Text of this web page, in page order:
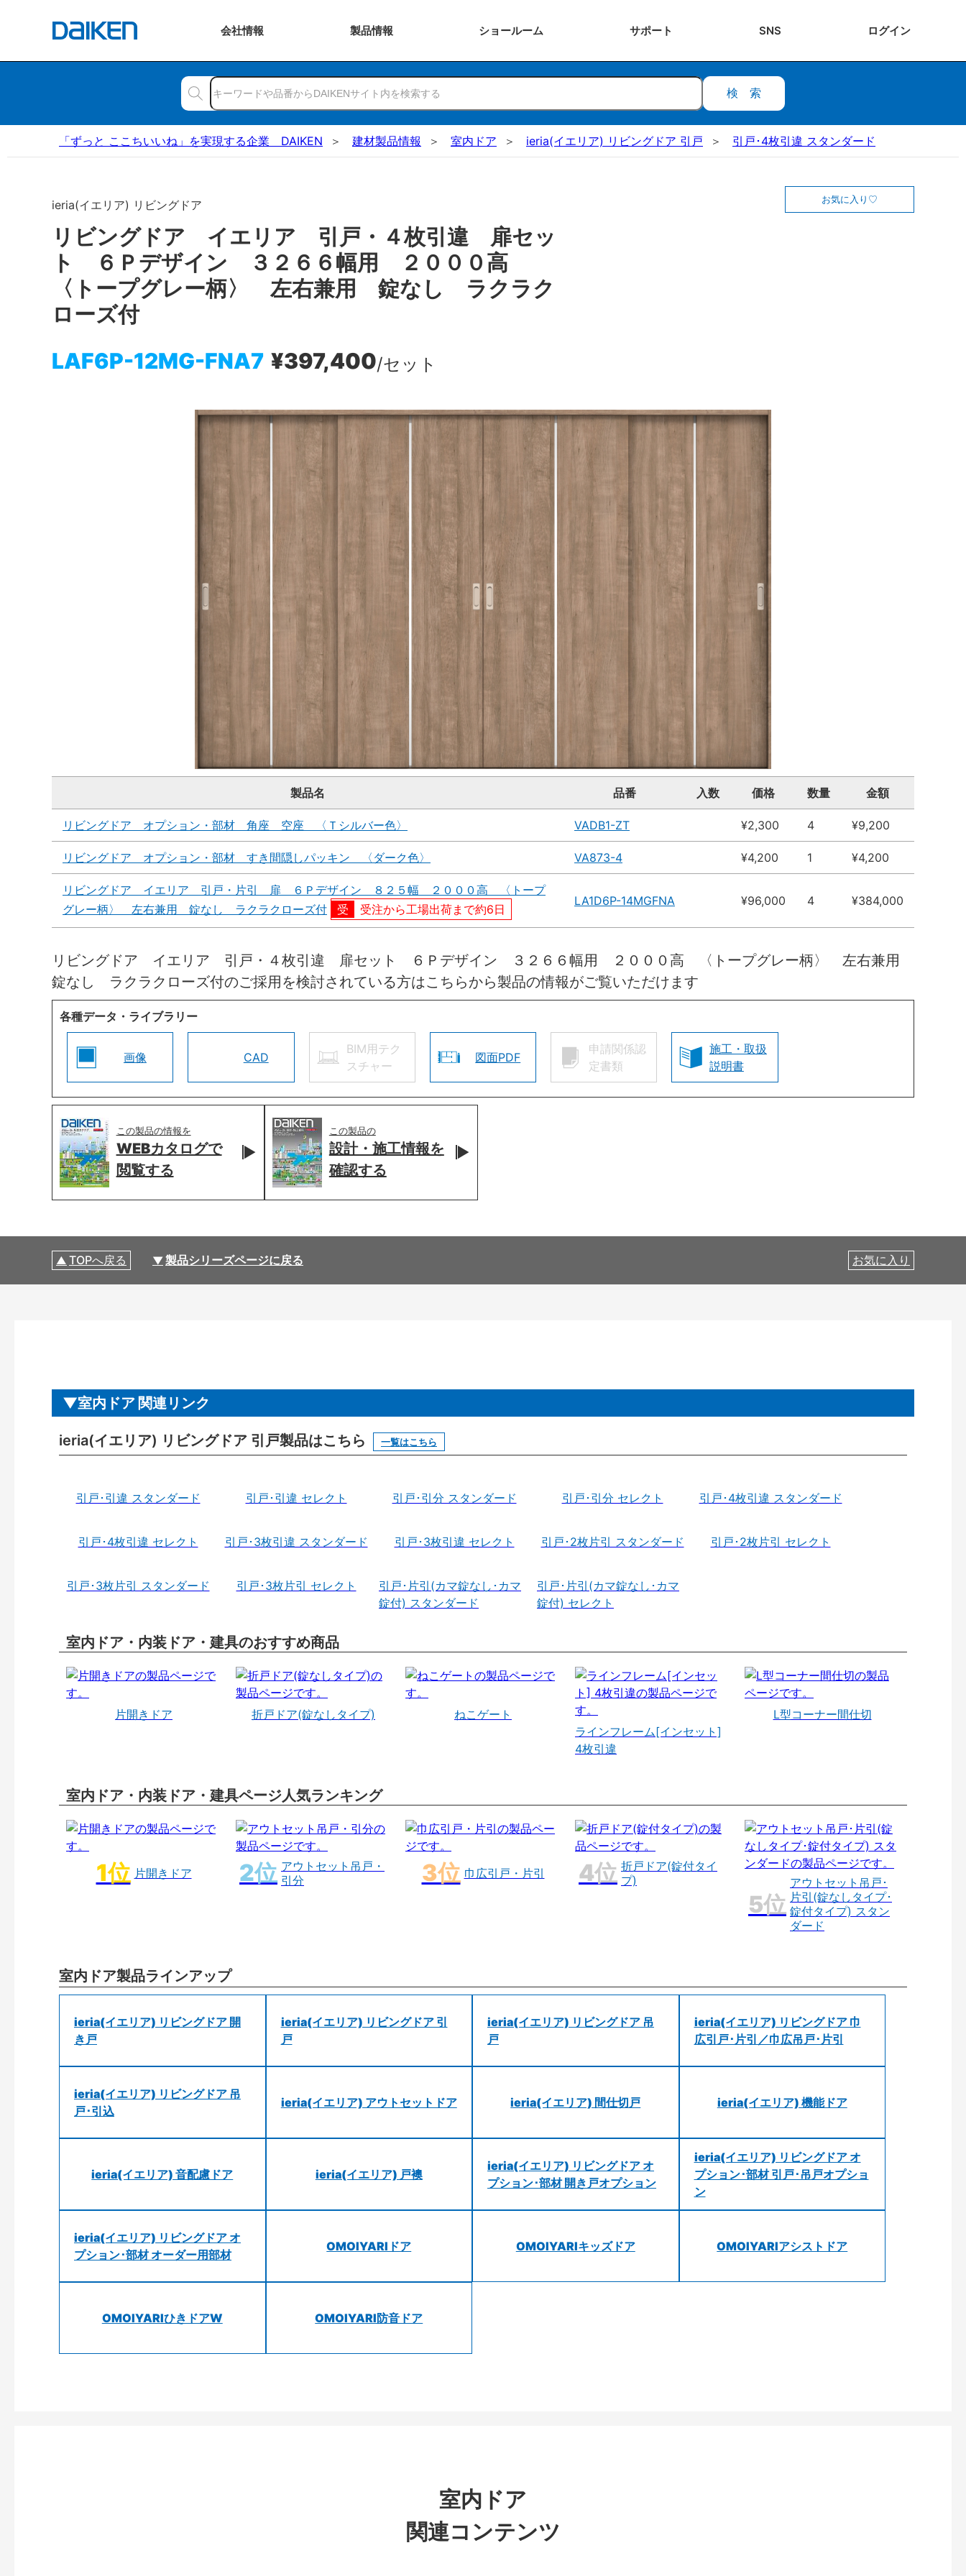
会社情報 製品情報 ショールーム サポート SNS ログイン
検索
「ずっと ここちいいね」を実現する企業 DAIKEN 建材製品情報 室内ドア ieria(イエリア) リビングドア 引戸 引戸･4枚引違 スタンダード
ieria(イエリア) リビングドア
リビングドア イエリア 引戸・４枚引違 扉セッ
ト ６Ｐデザイン ３２６６幅用 ２０００高
〈トープグレー柄〉 左右兼用 錠なし ラクラク
ローズ付
LAF6P-12MG-FNA7 ¥397,400/セット
お気に入り
製品名 品番 入数 価格 数量 金額
リビングドア オプション・部材 角座 空座 〈Ｔシルバー色〉 VADB1-ZT ¥2,300 4 ¥9,200
リビングドア オプション・部材 すき間隠しパッキン 〈ダーク色〉 VA873-4 ¥4,200 1 ¥4,200
リビングドア イエリア 引戸・片引 扉 ６Ｐデザイン ８２５幅 ２０００高 〈トープ
グレー柄〉 左右兼用 錠なし ラクラクローズ付
受注から工場出荷まで約6日
LA1D6P-14MGFNA ¥96,000 4 ¥384,000
リビングドア イエリア 引戸・４枚引違 扉セット ６Ｐデザイン ３２６６幅用 ２０００高 〈トープグレー柄〉 左右兼用
錠なし ラクラクローズ付のご採用を検討されている方はこちらから製品の情報がご覧いただけます
各種データ・ライブラリー
画像 CAD
BIM用テク
スチャー
図面PDF
申請関係認
定書類
施工・取扱
説明書
この製品の情報を
WEBカタログで
閲覧する
この製品の
設計・施工情報を
確認する
TOPへ戻る 製品シリーズページに戻る お気に入り
室内ドア 関連リンク
ieria(イエリア) リビングドア 引戸製品はこちら 一覧はこちら
引戸･引違 スタンダード 引戸･引違 セレクト 引戸･引分 スタンダード 引戸･引分 セレクト 引戸･4枚引違 スタンダード
引戸･4枚引違 セレクト 引戸･3枚引違 スタンダード 引戸･3枚引違 セレクト 引戸･2枚片引 スタンダード 引戸･2枚片引 セレクト
引戸･3枚片引 スタンダード 引戸･3枚片引 セレクト
引戸･片引(カマ錠なし･カマ
錠付) スタンダード
引戸･片引(カマ錠なし･カマ
錠付) セレクト
室内ドア・内装ドア・建具のおすすめ商品
片開きドア 折戸ドア(錠なしタイプ)
ねこゲート
ラインフレーム[インセット]
4枚引違
L型コーナー間仕切
室内ドア・内装ドア・建具ページ人気ランキング
片開きドア
アウトセット吊戸・
引分
巾広引戸・片引
折戸ドア(錠付タイ
プ)
アウトセット吊戸･
片引(錠なしタイプ･
錠付タイプ) スタン
ダード
室内ドア製品ラインアップ
ieria(イエリア) リビングドア 開
き戸
ieria(イエリア) リビングドア 引
戸
ieria(イエリア) リビングドア 吊
戸
ieria(イエリア) リビングドア 巾
広引戸･片引／巾広吊戸･片引
ieria(イエリア) リビングドア 吊
戸･引込
ieria(イエリア) アウトセットドア ieria(イエリア) 間仕切戸 ieria(イエリア) 機能ドア
ieria(イエリア) 音配慮ドア ieria(イエリア) 戸襖
ieria(イエリア) リビングドア オ
プション･部材 開き戸オプション
ieria(イエリア) リビングドア オ
プション･部材 引戸･吊戸オプショ
ン
ieria(イエリア) リビングドア オ
プション･部材 オーダー用部材
OMOIYARIドア OMOIYARIキッズドア OMOIYARIアシストドア
OMOIYARIひきドアW OMOIYARI防音ドア
室内ドア
関連コンテンツ